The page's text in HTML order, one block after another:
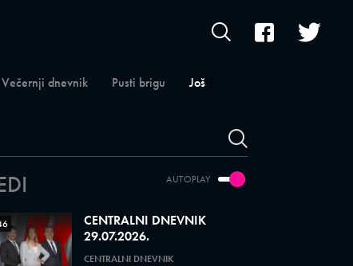
Večernji dnevnik Pusti brigu Još
AUTOPLAY
CENTRALNI DNEVNIK
29.07.2026.
CENTRALNI DNEVNIK